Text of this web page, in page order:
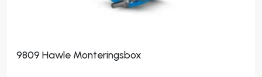
9809 Hawle Monteringsbox